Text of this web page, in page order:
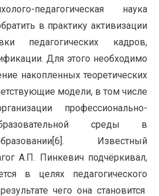
педагогическая наука
в практику активизации
педагогических кадров,
Для этого необходимо
накопленных теоретических
модели, в том числе
профессионально-
среды в
Известный
А.П. Пинкевич подчёркивал,
в целях педагогического
чего она становится